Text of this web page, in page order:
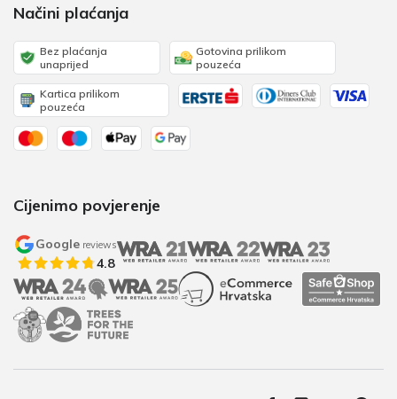
Načini plaćanja
Bez plaćanja
unaprijed
Gotovina prilikom
pouzeća
Kartica prilikom
pouzeća
Cijenimo povjerenje
Google reviews
4.8